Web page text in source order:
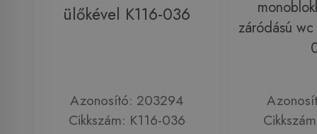
ülőkével K116-036
Azonosító: 203294
Cikkszám: K116-036
záródású